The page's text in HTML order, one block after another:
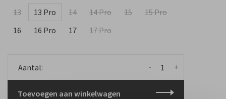
13 13 Pro 14 14 Pro 15
15 Pro
16
16 Pro 17 17 Pro
Aantal: +
-
Toevoegen aan winkelwagen